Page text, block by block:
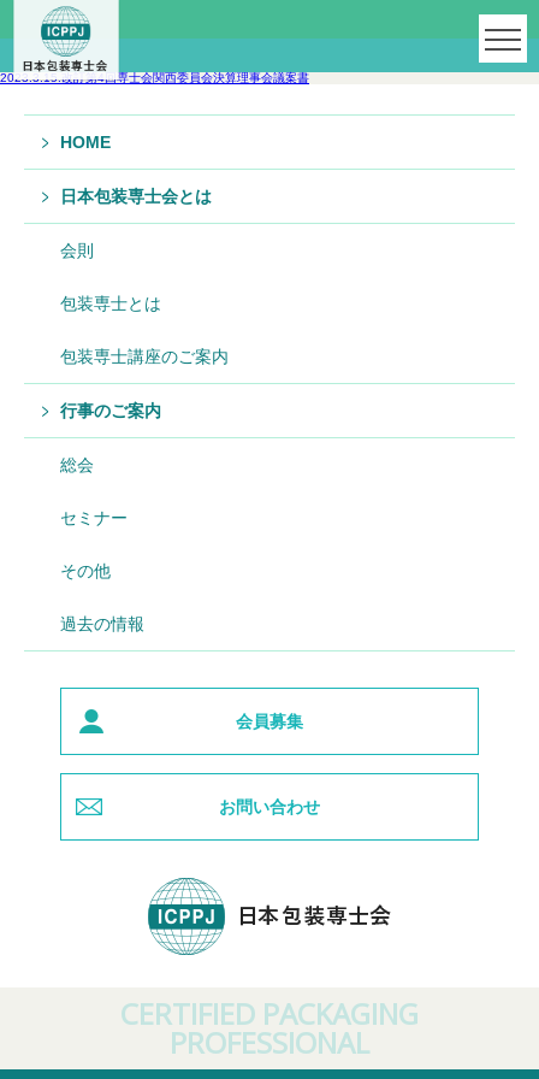
2023.3.15.改訂第4回専士会関西委員会決算理事会議案書
HOME
日本包装専士会とは
会則
包装専士とは
包装専士講座のご案内
行事のご案内
総会
セミナー
その他
過去の情報
会員募集
お問い合わせ
CERTIFIED PACKAGING
PROFESSIONAL